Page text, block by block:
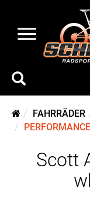
FAHRRÄDER
Scott